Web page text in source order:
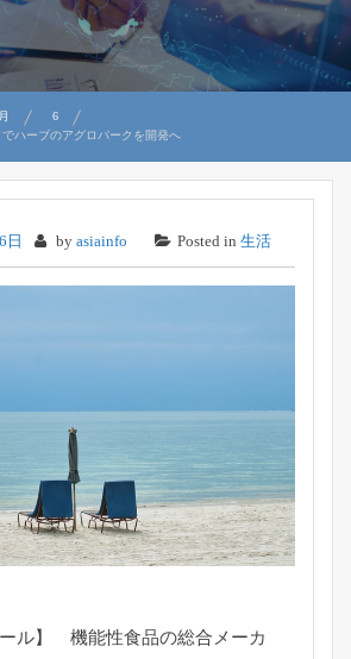
6
ハーブのアグロパークを開発へ
日 by asiainfo Posted in 生活
ール】 機能性食品の総合メーカ